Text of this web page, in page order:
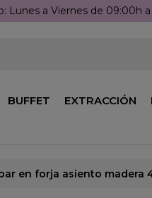
09:00h a 19:00h
BUFFET EXTRACCIÓN
en forja asiento madera